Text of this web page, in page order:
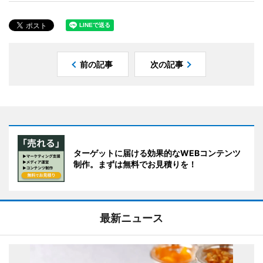
前の記事 次の記事
ターゲットに届ける効果的なWEBコンテンツ
制作。まずは無料でお見積りを！
最新ニュース